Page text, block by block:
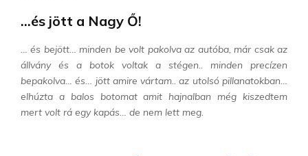
…és jött a Nagy Ő!
… és bejött… minden be volt pakolva az autóba, már csak az
állvány és a botok voltak a stégen.. minden precízen
bepakolva… és… jött amire vártam.. az utolsó pillanatokban…
elhúzta a balos botomat amit hajnalban még kiszedtem
mert volt rá egy kapás… de nem lett meg.